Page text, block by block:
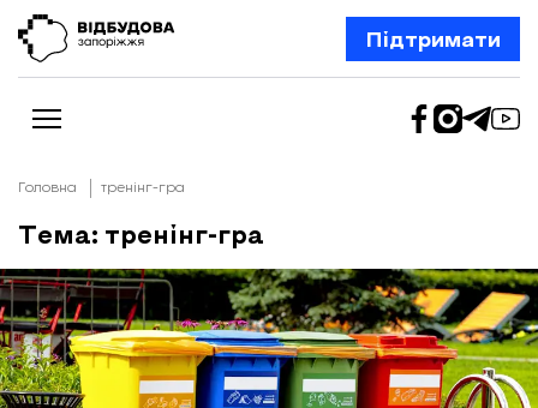
Підтримати
Новини
Відбудова Запоріжжя
Ексклюзив
Бізнес
Шлях додому
Відбудова. Життя
Головна тренінг-гра
Тема: тренінг-гра